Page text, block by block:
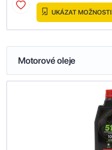
UKÁZAT MOŽNOSTI
Motorové oleje